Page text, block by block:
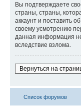
Вы подтверждаете
страны, страны,
аккаунт и поставить
своему усмотрению
данная информация
вследствие взлома.
Вернуться на
Список форумов